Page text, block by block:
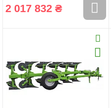
2 017 832 ₴